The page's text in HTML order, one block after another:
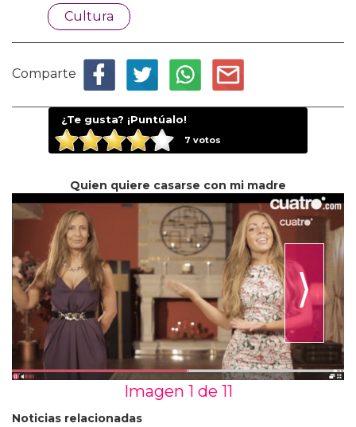
Cultura
Comparte
¿Te gusta? ¡Puntúalo!
7 votos
Quien quiere casarse con mi madre
⟩
Imagen 1 de 11
Noticias relacionadas